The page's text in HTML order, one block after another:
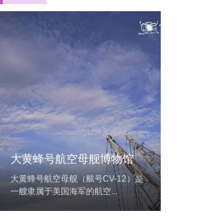
大黄蜂号航空母舰博物馆
大黄蜂号航空母舰（舷号CV-12）是
一艘隶属于美国海军的航空...